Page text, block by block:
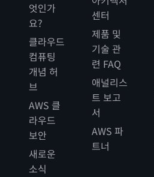
엇인가
요?
클라우드
컴퓨팅
개념 허
브
AWS 클
라우드
보안
새로운
소식
센터
제품 및
기술 관
련 FAQ
애널리스
트 보고
서
AWS 파
트너